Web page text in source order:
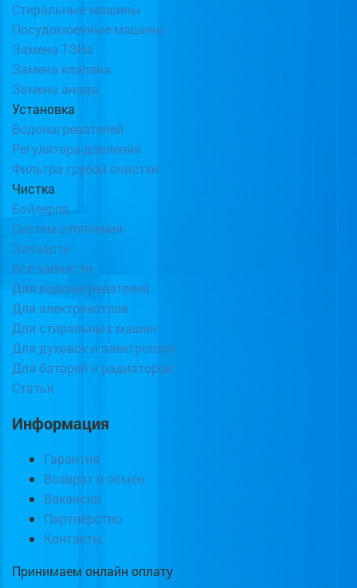
Стиральные машины
Посудомоечные машины
Замена ТЭНа
Замена клапана
Замена анода
Установка
Водонагревателей
Регулятора давления
Фильтра грубой очистки
Чистка
Бойлеров
Систем отопления
Запчасти
Все запчасти
Для водонагревателей
Для электрокотлов
Для стиральных машин
Для духовок и электроплит
Для батарей и радиаторов
Статьи
Информация
Гарантия
Возврат и обмен
Вакансии
Партнёрство
Контакты
Принимаем онлайн оплату